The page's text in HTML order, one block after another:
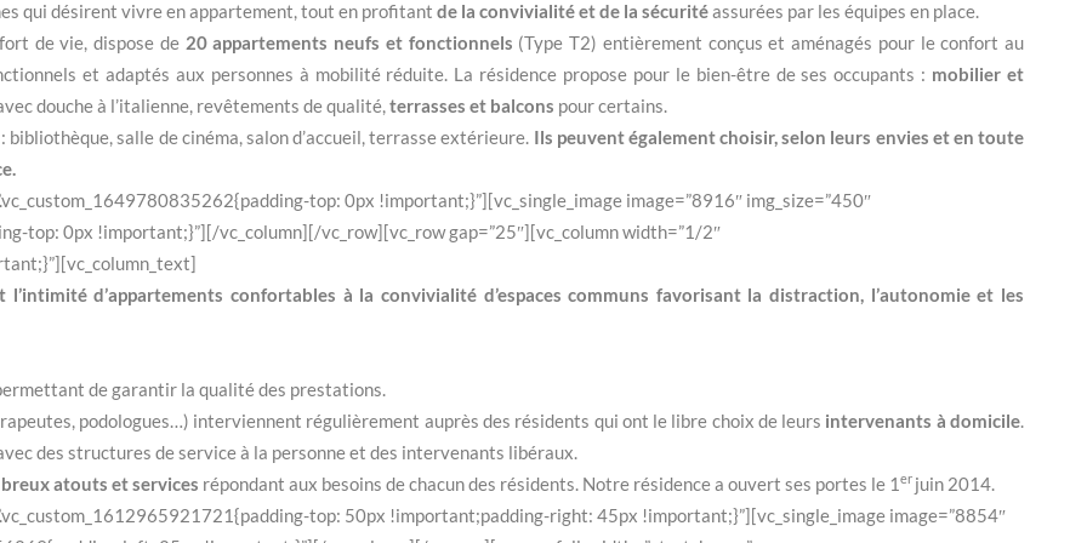
qui désirent vivre en appartement, tout en profitant de la convivialité et de la sécuritéassurées par les équipes en place.
de vie, dispose de 20 appartements neufs et fonctionnels (Type T2) entièrement conçus et aménagés pour le confort au
et adaptés aux personnes à mobilité réduite. La résidence propose pour le bien-être de ses occupants : mobilier et
douche à l’italienne, revêtements de qualité,terrasses et balcons pour certains.
salle de cinéma, salon d’accueil, terrasse extérieure. Ils peuvent également choisir, selon leurs envies et en toute
top: 0px !important;}”][vc_single_image image=”8916″ img_size=”450″
top: 0px !important;}”][/vc_column][/vc_row][vc_row gap=”25″][vc_column width=”1/2″
d’appartements confortables à la convivialité d’espaces communs favorisant la distraction, l’autonomie et les
de garantir la qualité des prestations.
podologues…) interviennent régulièrement auprès des résidents qui ont le libre choix de leurs intervenants à domicile.
des structures de service à la personne et des intervenants libéraux.
atouts et services répondant aux besoins de chacun des résidents. Notre résidence a ouvert ses portes le 1 er juin 2014.
top: 50px !important;padding-right: 45px !important;}”][vc_single_image image=”8854″